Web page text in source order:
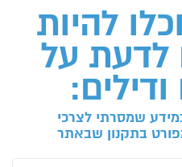
להיות
לדעת על
שמסרתי לצרכי
בתקנון שבאתר